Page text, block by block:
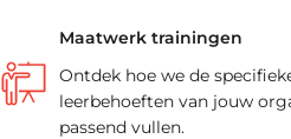
Maatwerk trainingen
Ontdek hoe we de
leerbehoeften van jouw
passend vullen.